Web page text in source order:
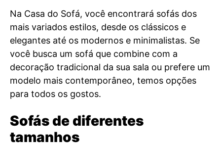
Na Casa do Sofá, você encontrará sofás dos
mais variados estilos, desde os clássicos e
elegantes até os modernos e minimalistas. Se
você busca um sofá que combine com a
decoração tradicional da sua sala ou prefere um
modelo mais contemporâneo, temos opções
para todos os gostos.
Sofás de diferentes
tamanhos